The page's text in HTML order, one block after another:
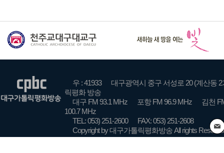
우 : 41933
대구광역시 중구 서성로 20 (계산동 2
릭평화 방송
대구 FM 93.1 MHz
포항 FM 96.9 MHz
김천
100.7 MHz
TEL: 053) 251-2600
FAX: 053) 251-2608
Copyright by 대구가톨릭평화방송 All rights